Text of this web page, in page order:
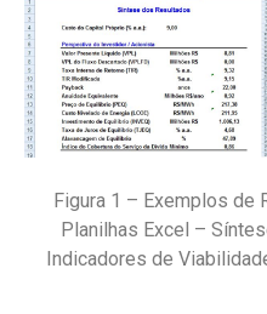
Figura 1 – Exemplos de
Planilhas Excel –
Indicadores de